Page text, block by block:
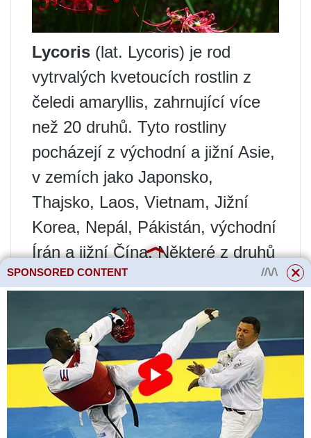
Lycoris (lat. Lycoris) je rod
vytrvalých kvetoucích rostlin z
čeledi amaryllis, zahrnující více
než 20 druhů. Tyto rostliny
pocházejí z východní a jižní Asie,
v zemích jako Japonsko,
Thajsko, Laos, Vietnam, Jižní
Korea, Nepál, Pákistán, východní
Írán a jižní Čína. Některé z druhů
rodu lékořice byly zavlečeny do
dalších států USA, kde některé z
nich dokázaly zakořenit. V
anglicky mluvících zemích je květ
lycoris často nazýván
„hurikánovou lilií“ nebo „spider
SPONSORED CONTENT